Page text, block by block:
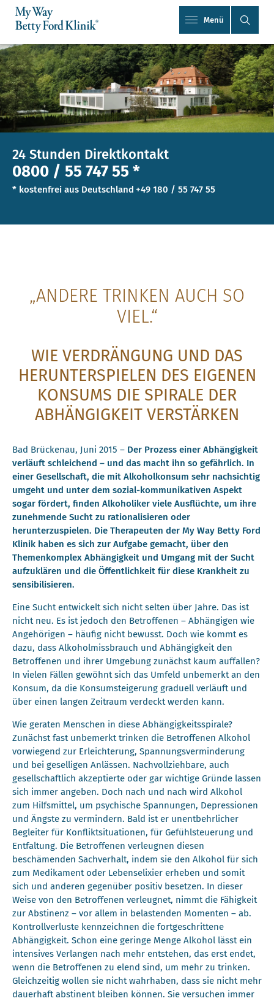
Menü
24 Stunden Direktkontakt
0800 / 55 747 55 *
* kostenfrei aus Deutschland +49 180 / 55 747 55
„ANDERE TRINKEN AUCH SO
VIEL.“
WIE VERDRÄNGUNG UND DAS
HERUNTERSPIELEN DES EIGENEN
KONSUMS DIE SPIRALE DER
ABHÄNGIGKEIT VERSTÄRKEN
Bad Brückenau, Juni 2015 – Der Prozess einer Abhängigkeit
verläuft schleichend – und das macht ihn so gefährlich. In
einer Gesellschaft, die mit Alkoholkonsum sehr nachsichtig
umgeht und unter dem sozial-kommunikativen Aspekt
sogar fördert, finden Alkoholiker viele Ausflüchte, um ihre
zunehmende Sucht zu rationalisieren oder
herunterzuspielen. Die Therapeuten der My Way Betty Ford
Klinik haben es sich zur Aufgabe gemacht, über den
Themenkomplex Abhängigkeit und Umgang mit der Sucht
aufzuklären und die Öffentlichkeit für diese Krankheit zu
sensibilisieren.
Eine Sucht entwickelt sich nicht selten über Jahre. Das ist
nicht neu. Es ist jedoch den Betroffenen – Abhängigen wie
Angehörigen – häufig nicht bewusst. Doch wie kommt es
dazu, dass Alkoholmissbrauch und Abhängigkeit den
Betroffenen und ihrer Umgebung zunächst kaum auffallen?
In vielen Fällen gewöhnt sich das Umfeld unbemerkt an den
Konsum, da die Konsumsteigerung graduell verläuft und
über einen langen Zeitraum verdeckt werden kann.
Wie geraten Menschen in diese Abhängigkeitsspirale?
Zunächst fast unbemerkt trinken die Betroffenen Alkohol
vorwiegend zur Erleichterung, Spannungsverminderung
und bei geselligen Anlässen. Nachvollziehbare, auch
gesellschaftlich akzeptierte oder gar wichtige Gründe lassen
sich immer angeben. Doch nach und nach wird Alkohol
zum Hilfsmittel, um psychische Spannungen, Depressionen
und Ängste zu vermindern. Bald ist er unentbehrlicher
Begleiter für Konfliktsituationen, für Gefühlsteuerung und
Entfaltung. Die Betroffenen verleugnen diesen
beschämenden Sachverhalt, indem sie den Alkohol für sich
zum Medikament oder Lebenselixier erheben und somit
sich und anderen gegenüber positiv besetzen. In dieser
Weise von den Betroffenen verleugnet, nimmt die Fähigkeit
zur Abstinenz – vor allem in belastenden Momenten – ab.
Kontrollverluste kennzeichnen die fortgeschrittene
Abhängigkeit. Schon eine geringe Menge Alkohol lässt ein
intensives Verlangen nach mehr entstehen, das erst endet,
wenn die Betroffenen zu elend sind, um mehr zu trinken.
Gleichzeitig wollen sie nicht wahrhaben, dass sie nicht mehr
dauerhaft abstinent bleiben können. Sie versuchen immer